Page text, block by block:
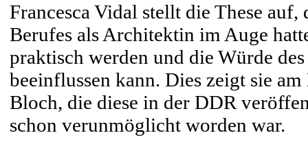
Francesca Vidal stellt die These
Berufes als Architektin im Auge
praktisch werden und die Würde
beeinflussen kann. Dies zeigt sie
Bloch, die diese in der DDR
schon verunmöglicht worden war.